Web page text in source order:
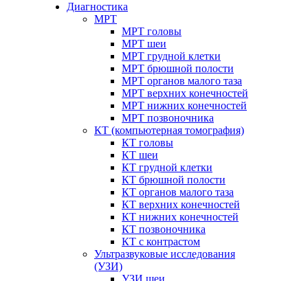
Диагностика
МРТ
МРТ головы
МРТ шеи
МРТ грудной клетки
МРТ брюшной полости
МРТ органов малого таза
МРТ верхних конечностей
МРТ нижних конечностей
МРТ позвоночника
КТ (компьютерная томография)
КТ головы
КТ шеи
КТ грудной клетки
КТ брюшной полости
КТ органов малого таза
КТ верхних конечностей
КТ нижних конечностей
КТ позвоночника
КТ с контрастом
Ультразвуковые исследования
(УЗИ)
УЗИ шеи